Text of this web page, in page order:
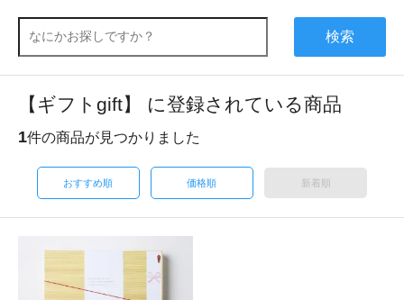
検索
【ギフト gift】 に登録されている商品
1件の商品が見つかりました
おすすめ順 価格順 新着順